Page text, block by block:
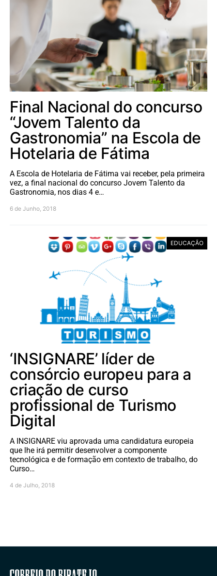
Final Nacional do concurso
“Jovem Talento da
Gastronomia” na Escola de
Hotelaria de Fátima
A Escola de Hotelaria de Fátima vai receber, pela primeira
vez, a final nacional do concurso Jovem Talento da
Gastronomia, nos dias 4 e…
6 de Junho, 2018
EDUCAÇÃO
‘INSIGNARE’ líder de
consórcio europeu para a
criação de curso
profissional de Turismo
Digital
A INSIGNARE viu aprovada uma candidatura europeia
que lhe irá permitir desenvolver a componente
tecnológica e de formação em contexto de trabalho, do
Curso…
4 de Julho, 2018